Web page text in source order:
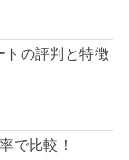
トの評判と特徴
で比較！